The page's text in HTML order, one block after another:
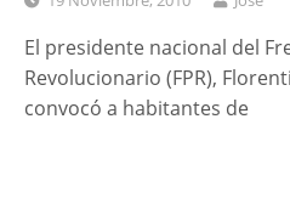
El presidente nacional del
Revolucionario (FPR),
convocó a habitantes de